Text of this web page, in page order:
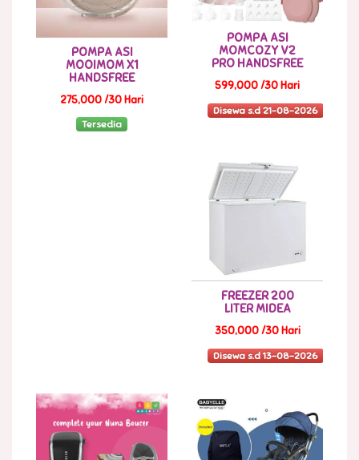
POMPA ASI
MOOIMOM X1
HANDSFREE
275,000 /30 Hari
Tersedia
POMPA ASI
MOMCOZY V2
PRO HANDSFREE
599,000 /30 Hari
Disewa s.d 21-08-2026
FREEZER 200
LITER MIDEA
350,000 /30 Hari
Disewa s.d 13-08-2026